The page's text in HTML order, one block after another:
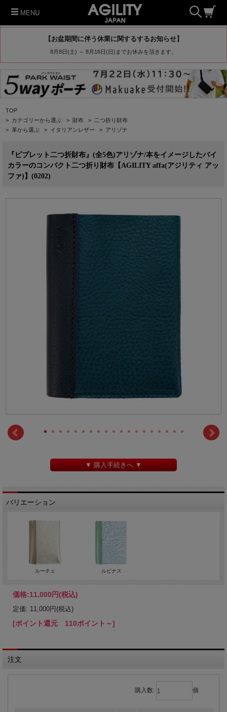
MENU
【お盆期間に伴う休業に関するするお知らせ】
8月8日(土) ～ 8月16日(日)までお休みを頂きます。
TOP
> カテゴリーから選ぶ > 財布 > 二つ折り財布
> 革から選ぶ > イタリアンレザー > アリゾナ
『ビブレット二つ折財布』(全5色)アリゾナ/本をイメージしたバイ
カラーのコンパクト二つ折り財布【AGILITY affa(アジリティ アッ
ファ)】(0202)
▼ 購入手続きへ ▼
バリエーション
ルーチェ ルビナス
価格:11,000円(税込)
定価: 11,000円(税込)
[ポイント還元 110ポイント～]
注文
購入数: 個